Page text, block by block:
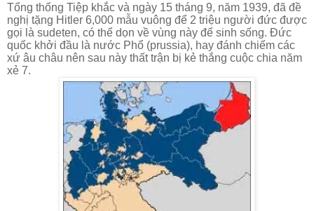
Tổng thống Tiệp khắc và ngày 15 tháng 9, năm 1939, đã đề
nghị tặng Hitler 6,000 mẫu vuông để 2 triệu người đức được
gọi là sudeten, có thể dọn về vùng này để sinh sống. Đức
quốc khởi đầu là nước Phổ (prussia), hay đánh chiếm các
xứ âu châu nên sau này thất trận bị kẻ thắng cuộc chia năm
xẻ 7.